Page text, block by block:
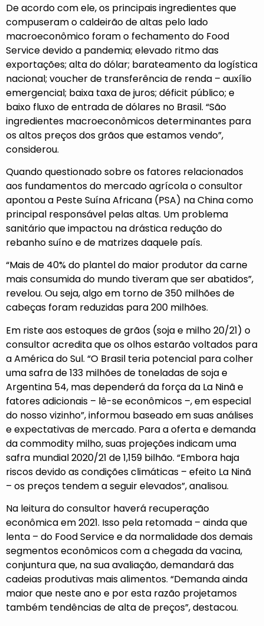
De acordo com ele, os principais ingredientes que
compuseram o caldeirão de altas pelo lado
macroeconômico foram o fechamento do Food
Service devido a pandemia; elevado ritmo das
exportações; alta do dólar; barateamento da logística
nacional; voucher de transferência de renda – auxílio
emergencial; baixa taxa de juros; déficit público; e
baixo fluxo de entrada de dólares no Brasil. “São
ingredientes macroeconômicos determinantes para
os altos preços dos grãos que estamos vendo”,
considerou.
Quando questionado sobre os fatores relacionados
aos fundamentos do mercado agrícola o consultor
apontou a Peste Suína Africana (PSA) na China como
principal responsável pelas altas. Um problema
sanitário que impactou na drástica redução do
rebanho suíno e de matrizes daquele país.
“Mais de 40% do plantel do maior produtor da carne
mais consumida do mundo tiveram que ser abatidos”,
revelou. Ou seja, algo em torno de 350 milhões de
cabeças foram reduzidas para 200 milhões.
Em riste aos estoques de grãos (soja e milho 20/21) o
consultor acredita que os olhos estarão voltados para
a América do Sul. “O Brasil teria potencial para colher
uma safra de 133 milhões de toneladas de soja e
Argentina 54, mas dependerá da força da La Ninã e
fatores adicionais – lê-se econômicos –, em especial
do nosso vizinho”, informou baseado em suas análises
e expectativas de mercado. Para a oferta e demanda
da commodity milho, suas projeções indicam uma
safra mundial 2020/21 de 1,159 bilhão. “Embora haja
riscos devido as condições climáticas – efeito La Ninã
– os preços tendem a seguir elevados”, analisou.
Na leitura do consultor haverá recuperação
econômica em 2021. Isso pela retomada – ainda que
lenta – do Food Service e da normalidade dos demais
segmentos econômicos com a chegada da vacina,
conjuntura que, na sua avaliação, demandará das
cadeias produtivas mais alimentos. “Demanda ainda
maior que neste ano e por esta razão projetamos
também tendências de alta de preços”, destacou.